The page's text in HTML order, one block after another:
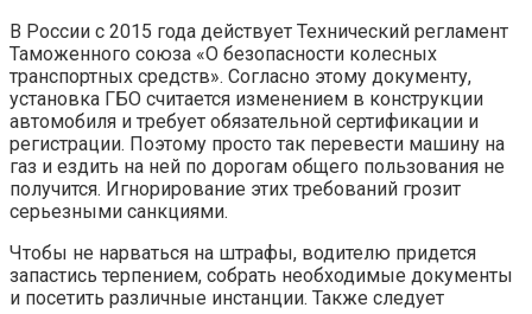
В России с 2015 года действует Технический регламент
Таможенного союза «О безопасности колесных
транспортных средств». Согласно этому документу,
установка ГБО считается изменением в конструкции
автомобиля и требует обязательной сертификации и
регистрации. Поэтому просто так перевести машину на
газ и ездить на ней по дорогам общего пользования не
получится. Игнорирование этих требований грозит
серьезными санкциями.
Чтобы не нарваться на штрафы, водителю придется
запастись терпением, собрать необходимые документы
и посетить различные инстанции. Также следует